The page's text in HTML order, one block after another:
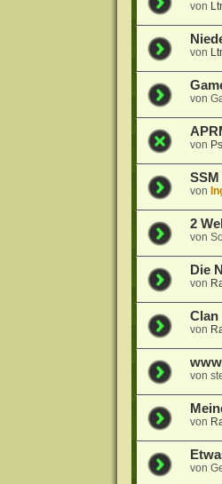
von
von
von
von
von
2
von
Die
von
Clan
von
von
von
von